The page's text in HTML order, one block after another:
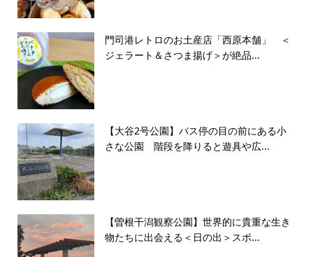
門司港レトロのお土産店「西原本舗」 ＜
ジェラート＆さつま揚げ＞が絶品...
【大谷2号公園】バス停の目の前にある小
さな公園 階段を降りると遊具や広...
【曽根干潟観察公園】世界的に貴重な生き
物たちに出会える＜日の出＞スポ...